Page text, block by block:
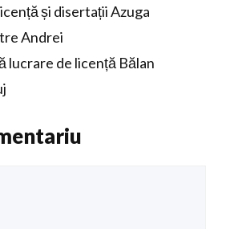
și disertații Azuga
Andrei
lucrare de licență Bălan